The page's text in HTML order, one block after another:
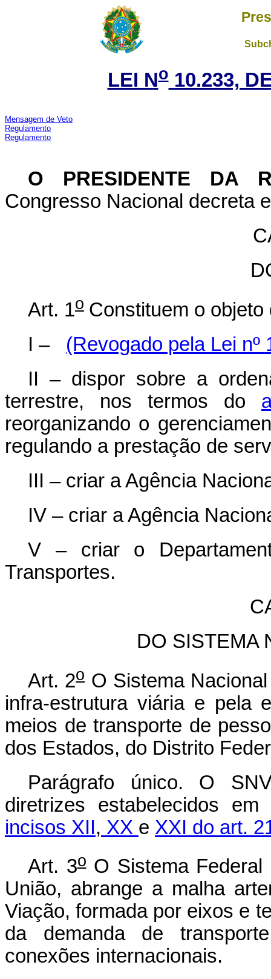
LEI No10.233,
Mensagem de Veto
Regulamento
Regulamento
O PRESIDENTE DA
Congresso Nacional decreta
Art. 1o Constituem o objeto
I –
(Revogado pela Lei nº
II – dispor sobre a
terrestre, nos termos do
reorganizando o
regulando a prestação de
III – criar a Agência
IV – criar a Agência
V – criar o
Transportes.
DO SISTEMA
Art. 2oO Sistema
infra-estrutura viária e pela
meios de transporte de
dos Estados, do Distrito
Parágrafo único. O
diretrizes estabelecidos
incisos XII, XX e XXI do art.
Art. 3oO Sistema Federal
União, abrange a malha
Viação, formada por eixos e
da demanda de
conexões internacionais.